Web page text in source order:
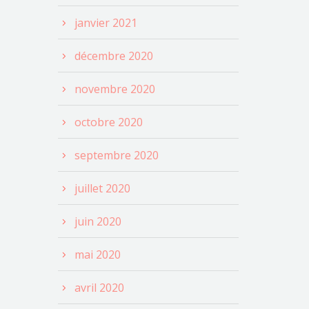
janvier 2021
décembre 2020
novembre 2020
octobre 2020
septembre 2020
juillet 2020
juin 2020
mai 2020
avril 2020